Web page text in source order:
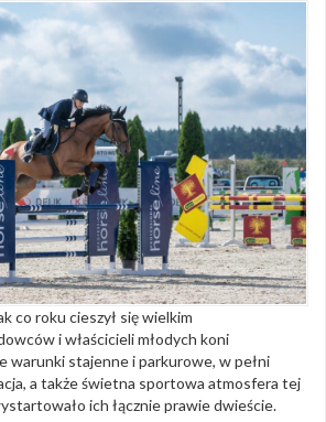
co roku cieszył się wielkim
i właścicieli młodych koni
warunki stajenne i parkurowe, w pełni
a także świetna sportowa atmosfera tej
ich łącznie prawie dwieście.